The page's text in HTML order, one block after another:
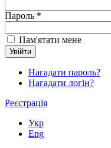
Пароль *
Пам'ятати мене
Нагадати пароль?
Нагадати логін?
Реєстрація
Укр
Eng